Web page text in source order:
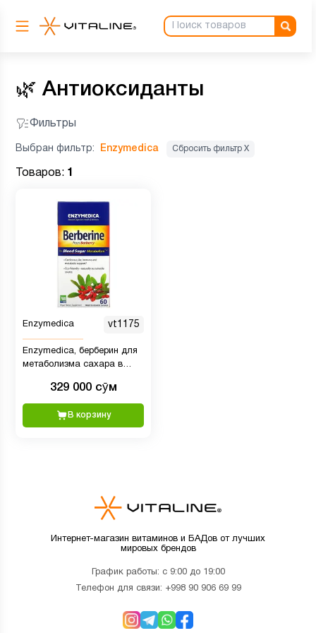
🌿 Антиоксиданты
Фильтры
Выбран фильтр: Enzymedica Сбросить фильтр Х
Товаров: 1
Enzymedica vt1175
Enzymedica, берберин для
метаболизма сахара в
целенаправленного
действия
329 000 сӯм
В корзину
Интернет-магазин витаминов и БАДов от лучших
мировых брендов
График работы: с 9:00 до 19:00
Телефон для связи: +998 90 906 69 99